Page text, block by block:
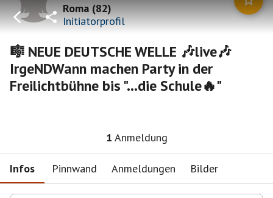
Roma(82)
Initiatorprofil
🎼 NEUE DEUTSCHE WELLE 🎶live🎶
IrgeNDWann machen Party in der
Freilichtbühne bis "...die Schule🔥"
1 Anmeldung
Infos Pinnwand Anmeldungen Bilder